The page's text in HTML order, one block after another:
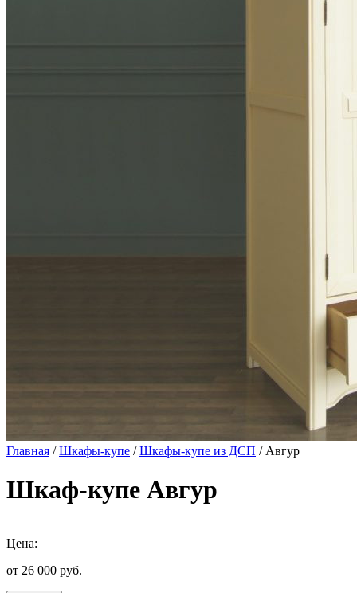
Главная /Шкафы-купе /Шкафы-купе из ДСП / Авгур
Шкаф-купе Авгур
Цена:
от 26 000 руб.